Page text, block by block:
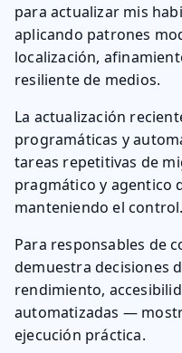
para actualizar mis
aplicando patrones
localización,
resiliente de medios.
La actualización
programáticas y
tareas repetitivas de
pragmático y agentico
manteniendo el control.
Para responsables de
demuestra decisiones
rendimiento,
automatizadas —
ejecución práctica.